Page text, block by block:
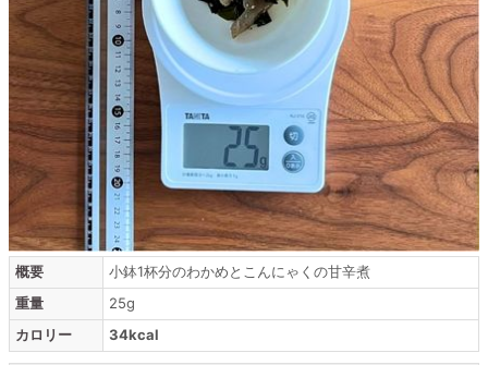
概要
小鉢1杯分のわかめとこんにゃくの甘辛煮
重量
25g
カロリー
34kcal